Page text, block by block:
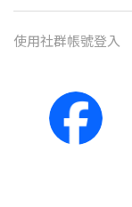
使⽤社群帳號登入